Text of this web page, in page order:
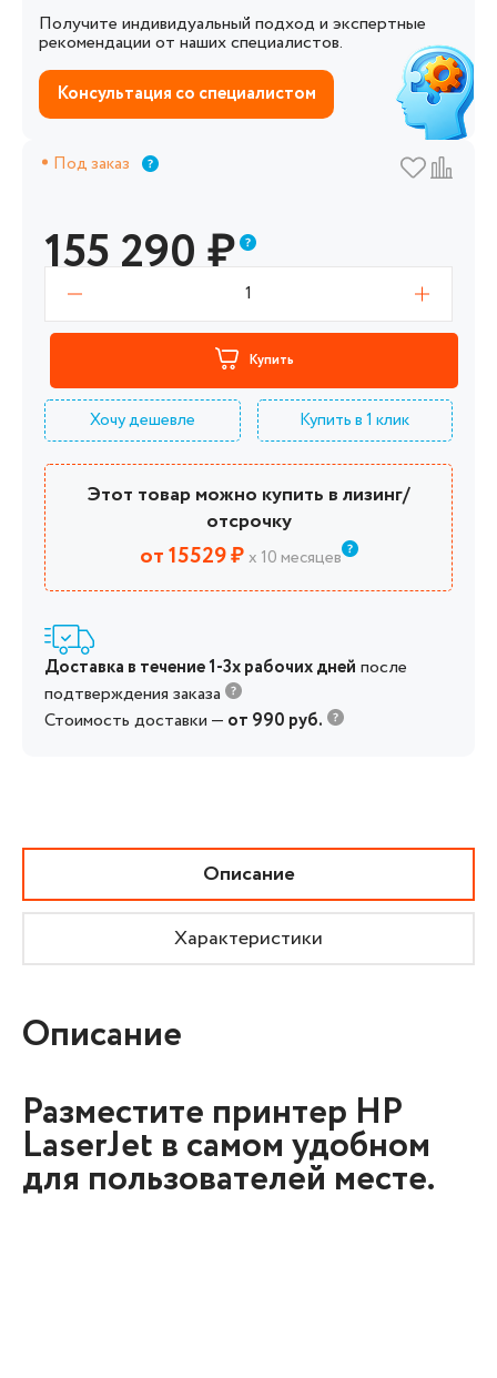
Получите индивидуальный подход и экспертные
рекомендации от наших специалистов.
Консультация со специалистом
Под заказ
155 290₽
1
Купить
Хочу дешевле Купить в 1 клик
Этот товар можно купить в лизинг/
отсрочку
от 15529 ₽х 10 месяцев
Доставка в течение 1-3х рабочих дней после
подтверждения заказа
Стоимость доставки — от 990 руб.
Описание
Характеристики
Описание
Разместите принтер HP
LaserJet в самом удобном
для пользователей месте.